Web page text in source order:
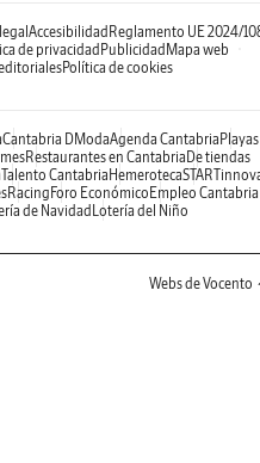
AccesibilidadReglamento UE 2024/
de privacidadPublicidadMapa web
Política de cookies
Cantabria DModaAgenda CantabriaPlayas
Restaurantes en CantabriaDe tiendas
Talento CantabriaHemeroteca
RacingForo EconómicoEmpleo Cantabria
de NavidadLotería del Niño
Webs de Vocento